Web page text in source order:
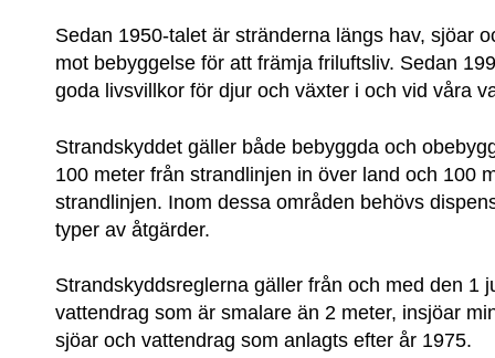
Sedan 1950-talet är stränderna längs hav, sjöar
mot bebyggelse för att främja friluftsliv. Sedan
goda livsvillkor för djur och växter i och vid våra
Strandskyddet gäller både bebyggda och
100 meter från strandlinjen in över land och 100
strandlinjen. Inom dessa områden behövs
typer av åtgärder.
Strandskyddsreglerna gäller från och med den 1
vattendrag som är smalare än 2 meter, insjöar
sjöar och vattendrag som anlagts efter år 1975.